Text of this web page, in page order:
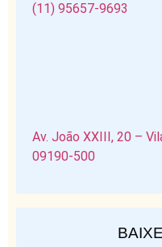
(11) 95657-9693
Av. João XXIII, 20 –
09190-500